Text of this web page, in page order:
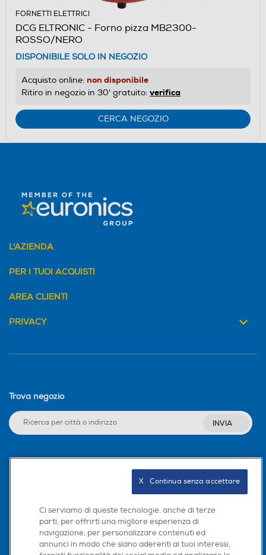
FORNETTI ELETTRICI
DCG ELTRONIC - Forno pizza MB2300-
ROSSO/NERO
DISPONIBILE SOLO IN NEGOZIO
Acquisto online: non disponibile
Ritiro in negozio in 30' gratuito: verifica
CERCA NEGOZIO
L'AZIENDA
PER I TUOI ACQUISTI
AREA CLIENTI
PRIVACY
Trova negozio
INVIA
Scarica la nostra app
Ci serviamo di queste tecnologie, anche di terze
parti, per offrirti una migliore esperienza di
navigazione, per personalizzare contenuti ed
annunci in modo che siano aderenti ai tuoi interessi,
X   Continua senza accettare